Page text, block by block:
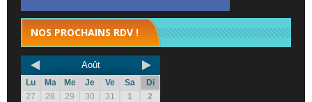
NOS PROCHAINS RDV !
Août
Lu Ma Me Je Ve Sa
Di
27
28 29 30 31 1 2